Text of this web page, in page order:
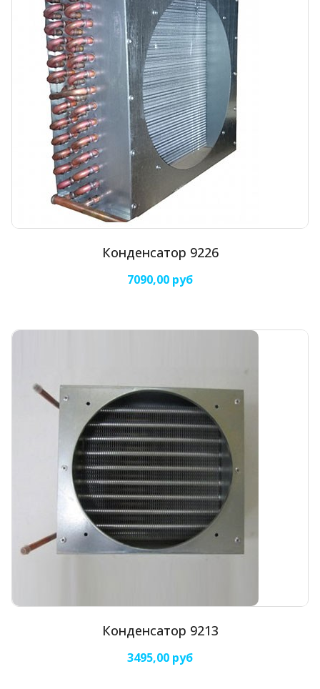
Конденсатор 9226
7090,00 руб
Конденсатор 9213
3495,00 руб